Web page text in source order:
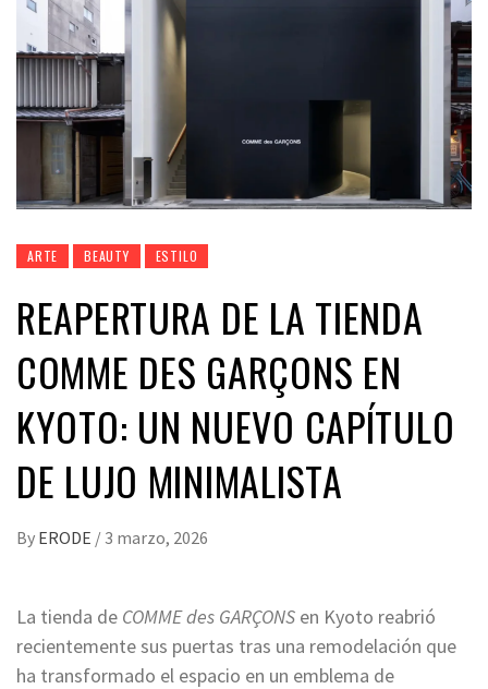
ARTE BEAUTY ESTILO
REAPERTURA DE LA TIENDA
COMME DES GARÇONS EN
KYOTO: UN NUEVO CAPÍTULO
DE LUJO MINIMALISTA
By ERODE / 3 marzo, 2026
La tienda de COMME des GARÇONS en Kyoto reabrió
recientemente sus puertas tras una remodelación que
ha transformado el espacio en un emblema de